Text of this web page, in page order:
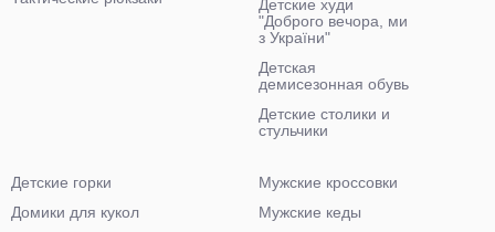
Детские худи
"Доброго вечора, ми
з України"
Детская
демисезонная обувь
Детские столики и
стульчики
Детские горки
Домики для кукол
Мужские кроссовки
Мужские кеды